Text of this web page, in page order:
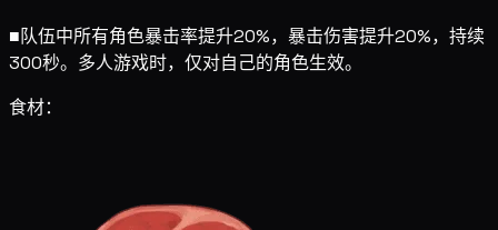
■队伍中所有角色暴击率提升20%，暴击伤害提升20%，持续
300秒。多人游戏时，仅对自己的角色生效。
食材：